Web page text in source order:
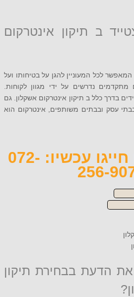
תיקון אינטרקום
המעוניין להגן על בטיחותו ועל
נדרשים על ידי מגוון לקוחות.
כלל ב תיקון אינטרקום אשקלון. גם
ובבתים משותפים, אינטרקום הוא
לייעוץ חינם חייגו עכשיו: 072-
256-
בבחירת תיקון